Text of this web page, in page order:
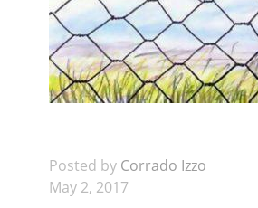
Posted by Corrado Izzo
May 2, 2017